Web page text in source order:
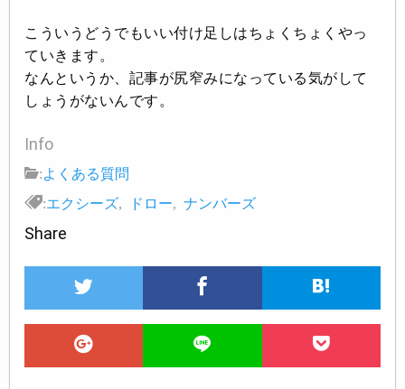
こういうどうでもいい付け足しはちょくちょくやっ
ていきます。
なんというか、記事が尻窄みになっている気がして
しょうがないんです。
Info
: よくある質問
:エクシーズ ドロー ナンバーズ
Share